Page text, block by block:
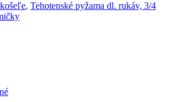
, Tehotenské pyžama dl. rukáv, 3/4